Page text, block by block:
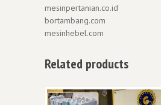
mesinpertanian.co.id
bortambang.com
mesinhebel.com
Related products